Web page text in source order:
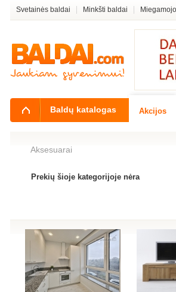
Aksesuarai
Prekių šioje kategorijoje nėra
Svetainės baldai Minkšti baldai
Baldų katalogas Akcijos